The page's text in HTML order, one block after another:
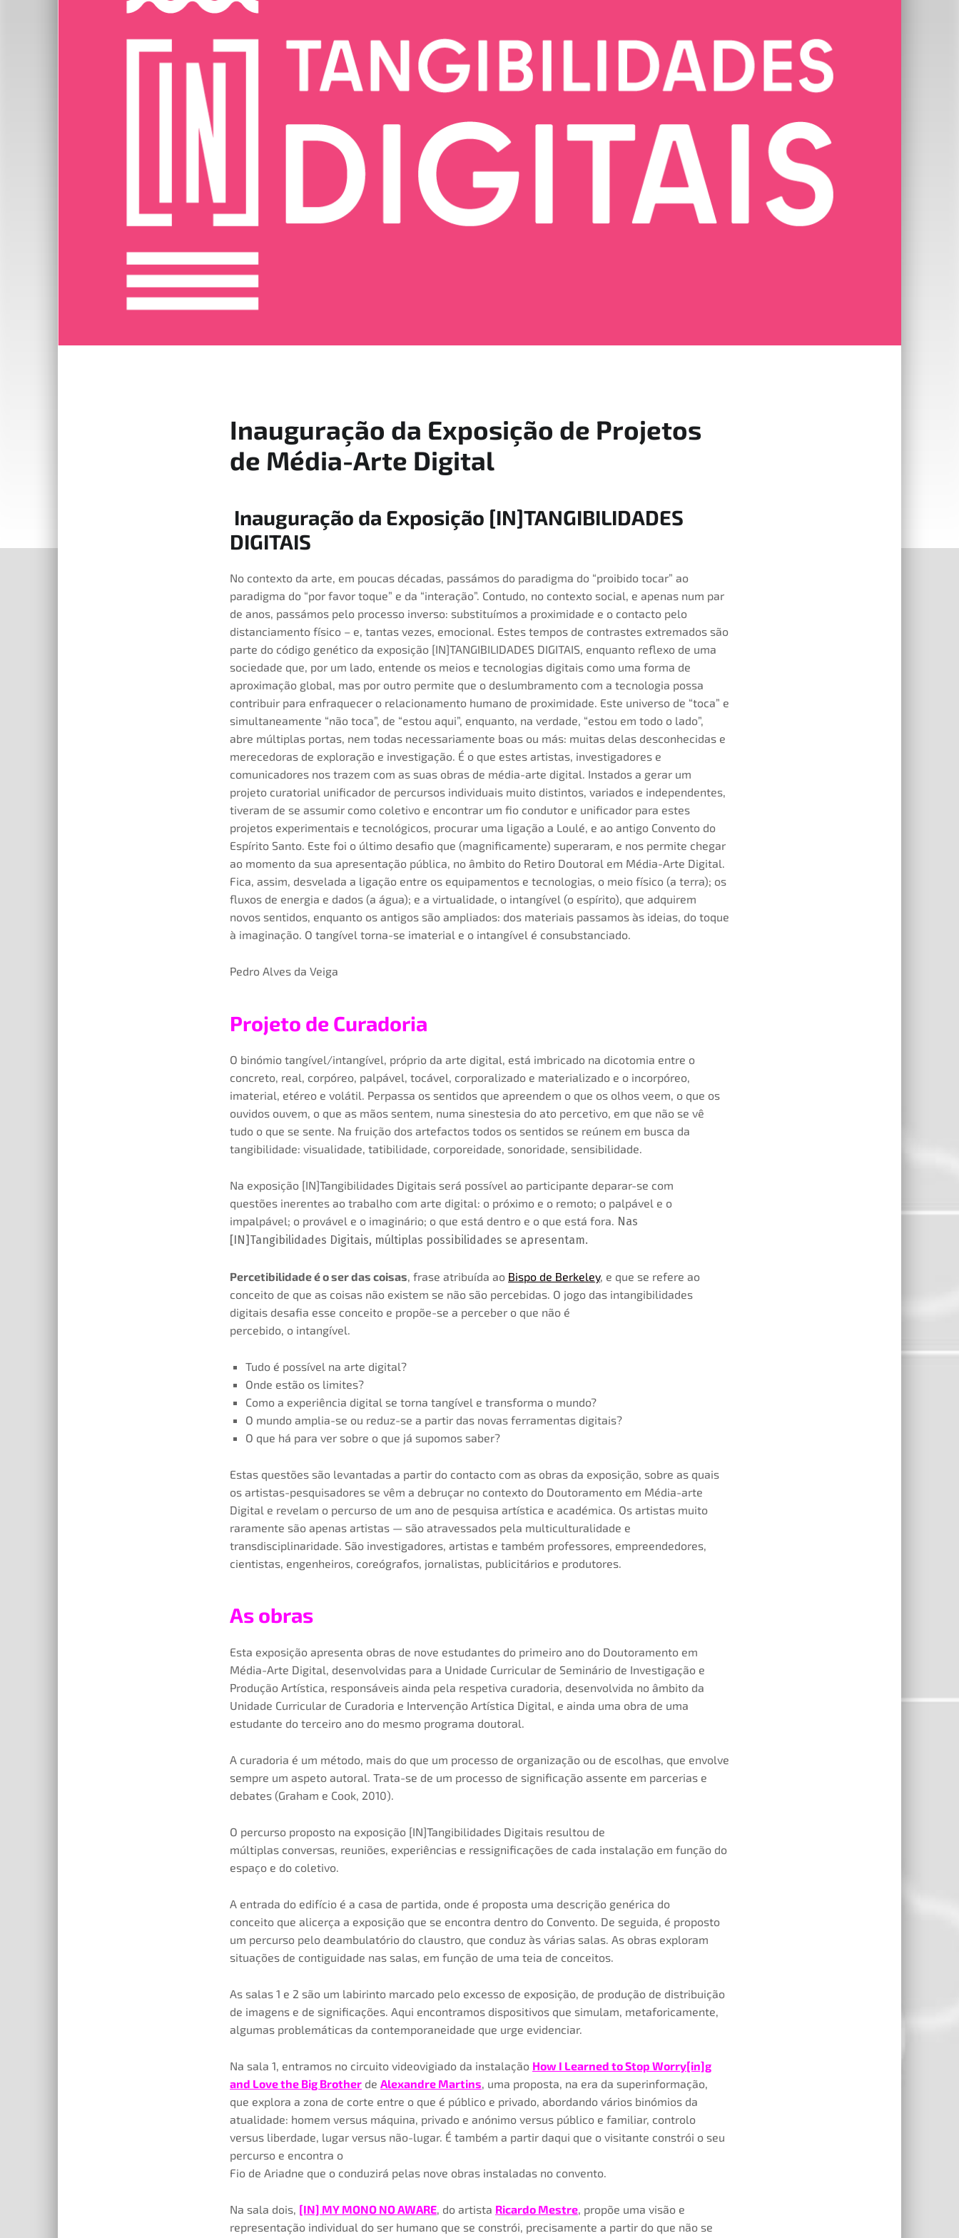
Inauguração da Exposição de Projetos
de Média-Arte Digital
3 de Abril, 2022
2022
,Exposição
Inauguração da Exposição [IN]TANGIBILIDADES
DIGITAIS
No contexto da arte, em poucas décadas, passámos do paradigma do “proibido tocar” ao
paradigma do “por favor toque” e da “interação”. Contudo, no contexto social, e apenas num par
de anos, passámos pelo processo inverso: substituímos a proximidade e o contacto pelo
distanciamento físico – e, tantas vezes, emocional. Estes tempos de contrastes extremados são
parte do código genético da exposição [IN]TANGIBILIDADES DIGITAIS, enquanto reflexo de uma
sociedade que, por um lado, entende os meios e tecnologias digitais como uma forma de
aproximação global, mas por outro permite que o deslumbramento com a tecnologia possa
contribuir para enfraquecer o relacionamento humano de proximidade. Este universo de “toca” e
simultaneamente “não toca”, de “estou aqui”, enquanto, na verdade, “estou em todo o lado”,
abre múltiplas portas, nem todas necessariamente boas ou más: muitas delas desconhecidas e
merecedoras de exploração e investigação. É o que estes artistas, investigadores e
comunicadores nos trazem com as suas obras de média-arte digital. Instados a gerar um
projeto curatorial unificador de percursos individuais muito distintos, variados e independentes,
tiveram de se assumir como coletivo e encontrar um fio condutor e unificador para estes
projetos experimentais e tecnológicos, procurar uma ligação a Loulé, e ao antigo Convento do
Espírito Santo. Este foi o último desafio que (magnificamente) superaram, e nos permite chegar
ao momento da sua apresentação pública, no âmbito do Retiro Doutoral em Média-Arte Digital.
Fica, assim, desvelada a ligação entre os equipamentos e tecnologias, o meio físico (a terra); os
fluxos de energia e dados (a água); e a virtualidade, o intangível (o espírito), que adquirem
novos sentidos, enquanto os antigos são ampliados: dos materiais passamos às ideias, do toque
à imaginação. O tangível torna-se imaterial e o intangível é consubstanciado.
Pedro Alves da Veiga
Projeto de Curadoria
O binómio tangível/intangível, próprio da arte digital, está imbricado na dicotomia entre o
concreto, real, corpóreo, palpável, tocável, corporalizado e materializado e o incorpóreo,
imaterial, etéreo e volátil. Perpassa os sentidos que apreendem o que os olhos veem, o que os
ouvidos ouvem, o que as mãos sentem, numa sinestesia do ato percetivo, em que não se vê
tudo o que se sente. Na fruição dos artefactos todos os sentidos se reúnem em busca da
tangibilidade: visualidade, tatibilidade, corporeidade, sonoridade, sensibilidade.
Na exposição [IN]Tangibilidades Digitais será possível ao participante deparar-se com
questões inerentes ao trabalho com arte digital: o próximo e o remoto; o palpável e o
impalpável; o provável e o imaginário; o que está dentro e o que está fora. Nas
[IN]Tangibilidades Digitais, múltiplas possibilidades se apresentam.
Percetibilidadeé o ser das coisas, frase atribuída ao Bispo de Berkeley, e que se refere ao
conceito de que as coisas não existem se não são percebidas. O jogo das intangibilidades
digitais desafia esse conceito e propõe-se a perceber o que não é
percebido, o intangível.
Tudo é possível na arte digital?
Onde estão os limites?
Como a experiência digital se torna tangível e transforma o mundo?
O mundo amplia-se ou reduz-se a partir das novas ferramentas digitais?
O que há para ver sobre o que já supomos saber?
Estas questões são levantadas a partir do contacto com as obras da exposição, sobre as quais
os artistas-pesquisadores se vêm a debruçar no contexto do Doutoramento em Média-arte
Digital e revelam o percurso de um ano de pesquisa artística e académica. Os artistas muito
raramente são apenas artistas — são atravessados pela multiculturalidade e
transdisciplinaridade. São investigadores, artistas e também professores, empreendedores,
cientistas, engenheiros, coreógrafos, jornalistas, publicitários e produtores.
As obras
Esta exposição apresenta obras de nove estudantes do primeiro ano do Doutoramento em
Média-Arte Digital, desenvolvidas para a Unidade Curricular de Seminário de Investigação e
Produção Artística, responsáveis ainda pela respetiva curadoria, desenvolvida no âmbito da
Unidade Curricular de Curadoria e Intervenção Artística Digital, e ainda uma obra de uma
estudante do terceiro ano do mesmo programa doutoral.
A curadoria é um método, mais do que um processo de organização ou de escolhas, que envolve
sempre um aspeto autoral. Trata-se de um processo de significação assente em parcerias e
debates (Graham e Cook, 2010).
O percurso proposto na exposição [IN]Tangibilidades Digitais resultou de
múltiplas conversas, reuniões, experiências e ressignificações de cada instalação em função do
espaço e do coletivo.
A entrada do edifício é a casa de partida, onde é proposta uma descrição genérica do
conceito que alicerça a exposição que se encontra dentro do Convento. De seguida, é proposto
um percurso pelo deambulatório do claustro, que conduz às várias salas. As obras exploram
situações de contiguidade nas salas, em função de uma teia de conceitos.
As salas 1 e 2 são um labirinto marcado pelo excesso de exposição, de produção de distribuição
de imagens e de significações. Aqui encontramos dispositivos que simulam, metaforicamente,
algumas problemáticas da contemporaneidade que urge evidenciar.
Na sala 1, entramos no circuito videovigiado da instalação How I Learned to Stop Worry[in]g
and Love the Big Brotherde Alexandre Martins , uma proposta, na era da superinformação,
que explora a zona de corte entre o que é público e privado, abordando vários binómios da
atualidade: homem versus máquina, privado e anónimo versus público e familiar, controlo
versus liberdade, lugar versus não-lugar. É também a partir daqui que o visitante constrói o seu
percurso e encontra o
Fio de Ariadne que o conduzirá pelas nove obras instaladas no convento.
Na sala dois, [IN] MY MONO NO AWARE, do artista Ricardo Mestre, propõe uma visão e
representação individual do ser humano que se constrói, precisamente a partir do que não se